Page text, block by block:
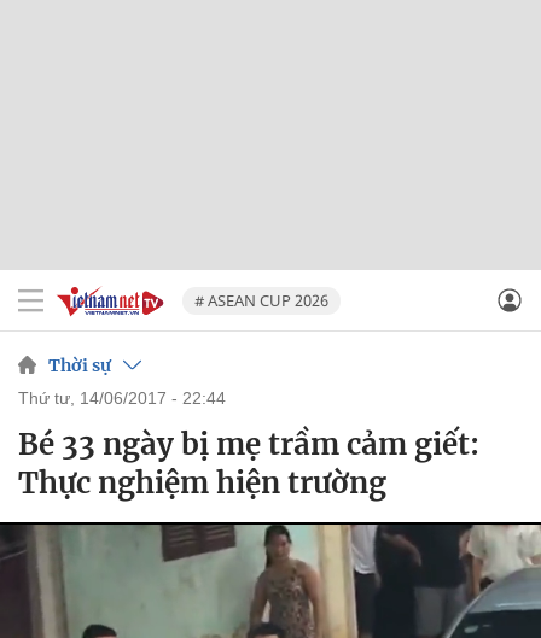
# ASEAN CUP 2026
Thời sự
thứ tư, 14/06/2017 - 22:44
Bé 33 ngày bị mẹ trầm cảm giết:
Thực nghiệm hiện trường